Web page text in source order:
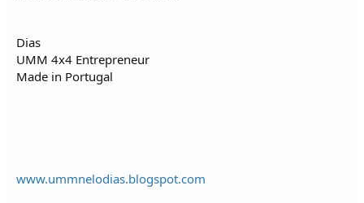
Dias
UMM 4x4 Entrepreneur
Made in Portugal
www.ummnelodias.blogspot.com